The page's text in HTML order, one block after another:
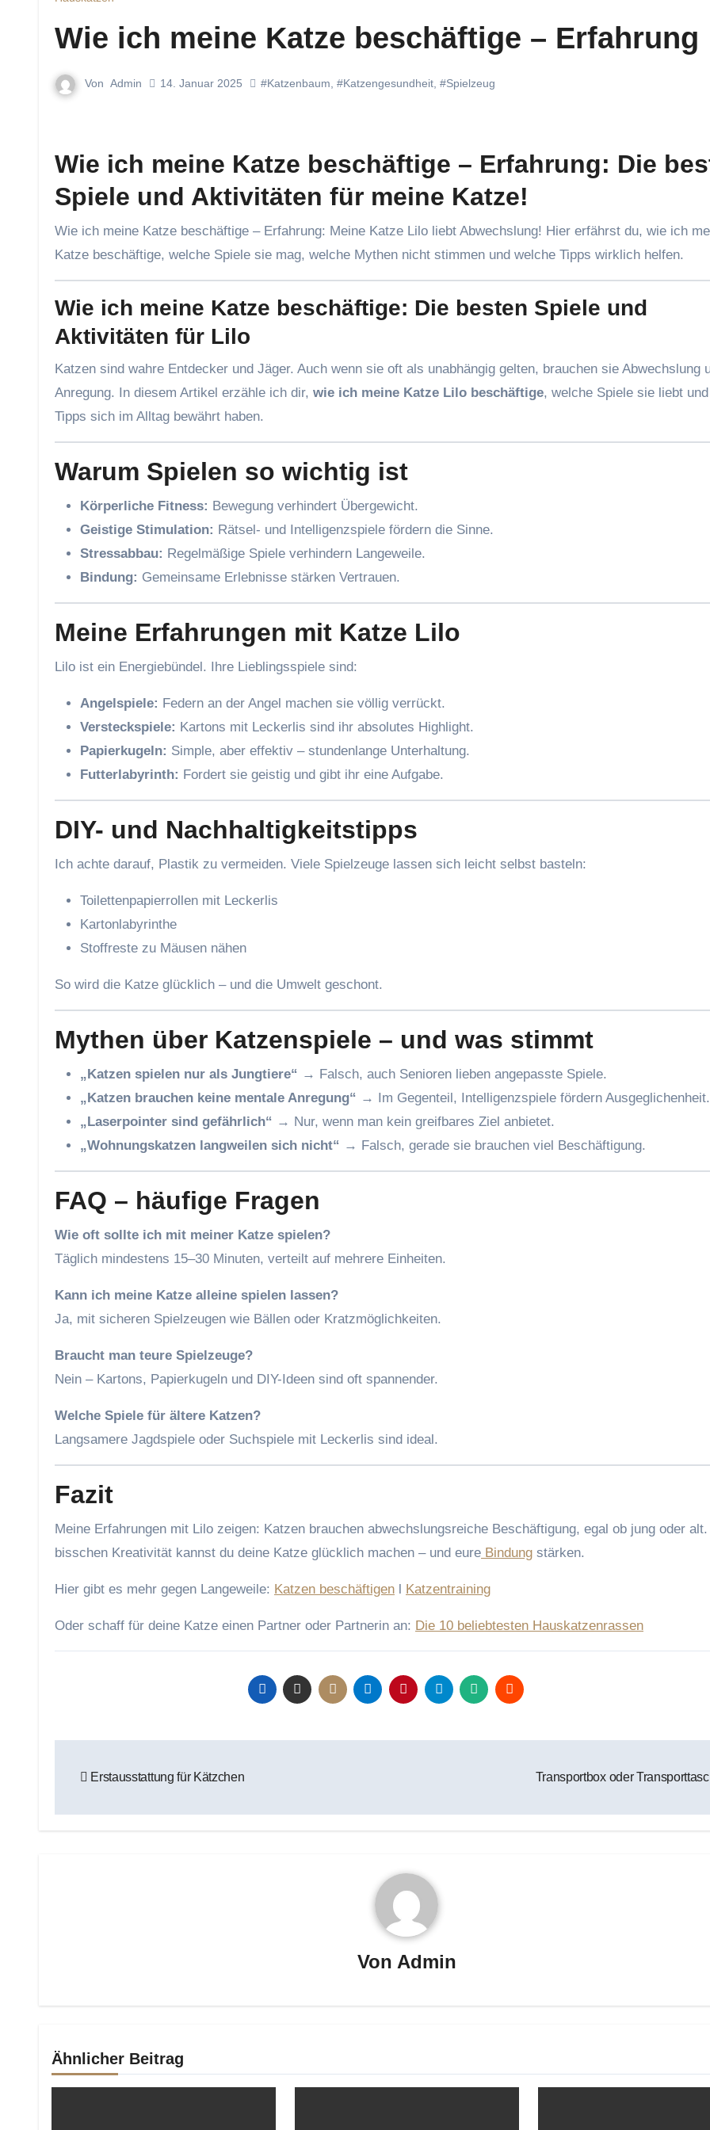
Wie ich meine Katze beschäftige – Erfahrung
Von Admin 14. Januar 2025 #Katzenbaum, #Katzengesundheit, #Spielzeug
Wie ich meine Katze beschäftige – Erfahrung: Die
Spiele und Aktivitäten für meine Katze!
Wie ich meine Katze beschäftige – Erfahrung: Meine Katze Lilo liebt Abwechslung! Hier erfährst du, wie ich meine
Katze beschäftige, welche Spiele sie mag, welche Mythen nicht stimmen und welche Tipps wirklich helfen.
Wie ich meine Katze beschäftige: Die besten Spiele und
Aktivitäten für Lilo
Katzen sind wahre Entdecker und Jäger. Auch wenn sie oft als unabhängig gelten, brauchen sie Abwechslung
Anregung. In diesem Artikel erzähle ich dir, wie ich meine Katze Lilo beschäftige, welche Spiele sie liebt
Tipps sich im Alltag bewährt haben.
Warum Spielen so wichtig ist
Körperliche Fitness: Bewegung verhindert Übergewicht.
Geistige Stimulation: Rätsel- und Intelligenzspiele fördern die Sinne.
Stressabbau: Regelmäßige Spiele verhindern Langeweile.
Bindung: Gemeinsame Erlebnisse stärken Vertrauen.
Meine Erfahrungen mit Katze Lilo
Lilo ist ein Energiebündel. Ihre Lieblingsspiele sind:
Angelspiele: Federn an der Angel machen sie völlig verrückt.
Versteckspiele: Kartons mit Leckerlis sind ihr absolutes Highlight.
Papierkugeln: Simple, aber effektiv – stundenlange Unterhaltung.
Futterlabyrinth: Fordert sie geistig und gibt ihr eine Aufgabe.
DIY- und Nachhaltigkeitstipps
Ich achte darauf, Plastik zu vermeiden. Viele Spielzeuge lassen sich leicht selbst basteln:
Toilettenpapierrollen mit Leckerlis
Kartonlabyrinthe
Stoffreste zu Mäusen nähen
So wird die Katze glücklich – und die Umwelt geschont.
Mythen über Katzenspiele – und was stimmt
„Katzen spielen nur als Jungtiere“ → Falsch, auch Senioren lieben angepasste Spiele.
„Katzen brauchen keine mentale Anregung“ → Im Gegenteil, Intelligenzspiele fördern Ausgeglichenheit.
„Laserpointer sind gefährlich“ → Nur, wenn man kein greifbares Ziel anbietet.
„Wohnungskatzen langweilen sich nicht“ → Falsch, gerade sie brauchen viel Beschäftigung.
FAQ – häufige Fragen
Wie oft sollte ich mit meiner Katze spielen?
Täglich mindestens 15–30 Minuten, verteilt auf mehrere Einheiten.
Kann ich meine Katze alleine spielen lassen?
Ja, mit sicheren Spielzeugen wie Bällen oder Kratzmöglichkeiten.
Braucht man teure Spielzeuge?
Nein – Kartons, Papierkugeln und DIY-Ideen sind oft spannender.
Welche Spiele für ältere Katzen?
Langsamere Jagdspiele oder Suchspiele mit Leckerlis sind ideal.
Fazit
Meine Erfahrungen mit Lilo zeigen: Katzen brauchen abwechslungsreiche Beschäftigung, egal ob jung oder
bisschen Kreativität kannst du deine Katze glücklich machen – und eure Bindung stärken.
Hier gibt es mehr gegen Langeweile: Katzen beschäftigen l Katzentraining
Oder schaff für deine Katze einen Partner oder Partnerin an: Die 10 beliebtesten Hauskatzenrassen
Erstausstattung für Kätzchen Transportbox oder
Von Admin
Ähnlicher Beitrag